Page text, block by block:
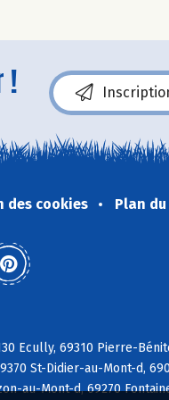
!
des cookies Plan
Ecully, 69310 Pierre-
St-Didier-au-Mont-d,
au-Mont-d, 69270